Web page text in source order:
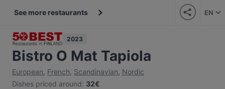
See more restaurants EN
2023
Bistro O Mat Tapiola
European, French, Scandinavian, Nordic
Dishes priced around: 32€